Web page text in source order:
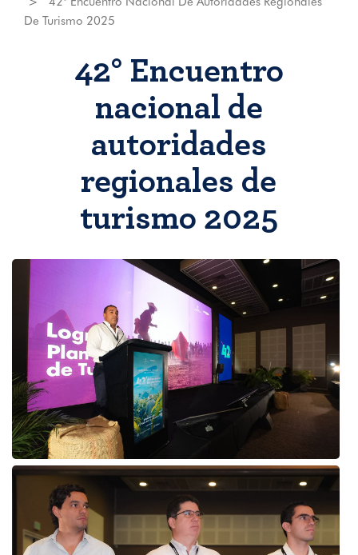
De Turismo 2025
42° Encuentro
nacional de
autoridades
regionales de
turismo 2025